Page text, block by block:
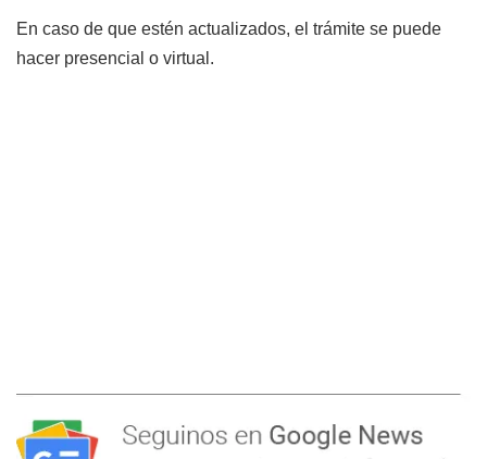
En caso de que estén actualizados, el trámite se puede
hacer presencial o virtual.